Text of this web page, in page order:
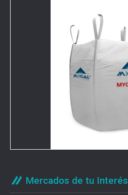
Mercados de tu Interés